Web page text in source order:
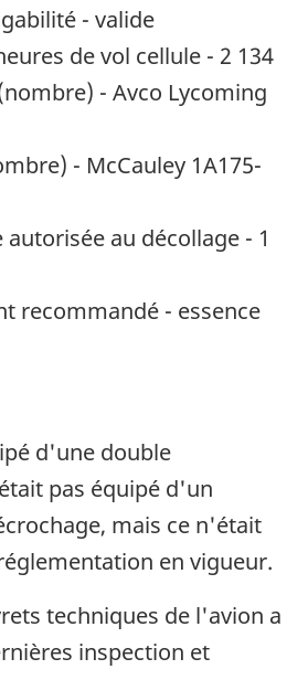
- valide
de vol cellule - 2 134
- Avco Lycoming
- McCauley 1A175-
au décollage - 1
recommandé - essence
d'une double
pas équipé d'un
mais ce n'était
en vigueur.
techniques de l'avion a
inspection et